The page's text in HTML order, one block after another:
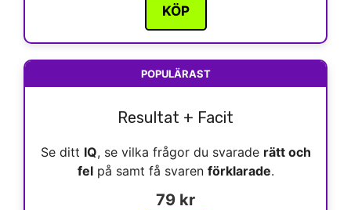
KÖP
POPULÄRAST
Resultat + Facit
Se ditt IQ, se vilka frågor du svarade rätt och
felpå samt få svaren förklarade.
79 kr